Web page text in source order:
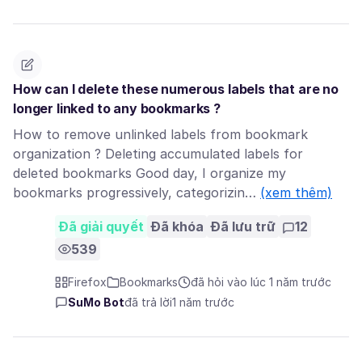
How can I delete these numerous labels that are no
longer linked to any bookmarks ?
How to remove unlinked labels from bookmark
organization ? Deleting accumulated labels for
deleted bookmarks Good day, I organize my
bookmarks progressively, categorizin… (xem thêm)
Đã giải quyết Đã khóa Đã lưu trữ
12
539
Firefox Bookmarks
đã hỏi vào lúc 1 năm trước
SuMo Botđã trả lời1 năm trước